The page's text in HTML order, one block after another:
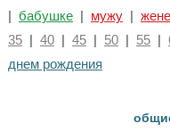
| бабушке| мужу| жене
35| 40| 45| 50| 55|
днем рождения